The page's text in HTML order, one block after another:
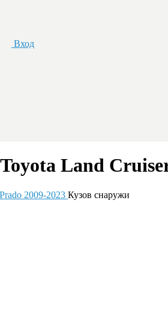
Вход
Land
2009-2023 Кузов снаружи